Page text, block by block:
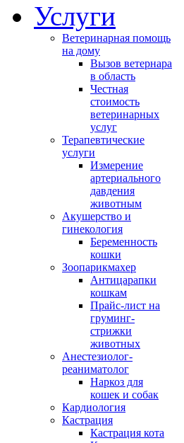
Услуги
Ветеринарная помощь
на дому
Вызов ветернара
в область
Честная
стоимость
ветеринарных
услуг
Терапевтические
услуги
Измерение
артериального
давдения
животным
Акушерство и
гинекология
Беременность
кошки
Зоопарикмахер
Антицарапки
кошкам
Прайс-лист на
груминг-
стрижки
животных
Анестезиолог-
реаниматолог
Наркоз для
кошек и собак
Кардиология
Кастрация
Кастрация кота